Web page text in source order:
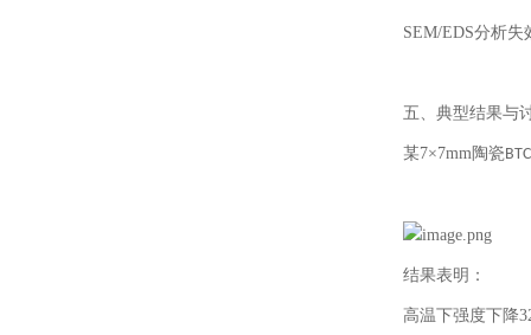
SEM/EDS分析失
五、典型结果与
某7×7mm陶瓷BTC
结果表明：
高温下强度下降